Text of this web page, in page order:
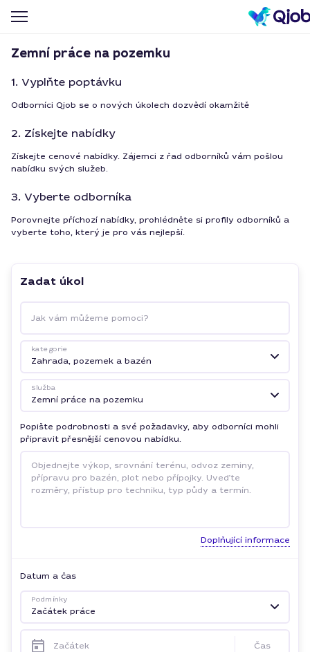
Zemní práce na pozemku
1. Vyplňte poptávku
Odborníci Qjob se o nových úkolech dozvědí okamžitě
2. Získejte nabídky
Získejte cenové nabídky. Zájemci z řad odborníků vám pošlou
nabídku svých služeb.
3. Vyberte odborníka
Porovnejte příchozí nabídky, prohlédněte si profily odborníků a
vyberte toho, který je pro vás nejlepší.
Zadat úkol
Jak vám můžeme pomoci?
kategorie
Zahrada, pozemek a bazén
Služba
Zemní práce na pozemku
Popište podrobnosti a své požadavky, aby odborníci mohli
připravit přesnější cenovou nabídku.
Doplňující informace
Datum a čas
Podmínky
Začátek práce
Začátek Čas